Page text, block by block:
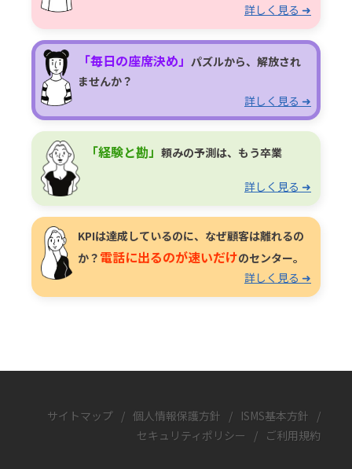
詳しく見る ➜
「毎日の座席決め」 パズルから、解放され
ませんか？
詳しく見る ➜
「経験と勘」 頼みの予測は、もう卒業
詳しく見る ➜
KPIは達成しているのに、なぜ顧客は離れるの
か？ 電話に出るのが速いだけのセンター。
詳しく見る ➜
サイトマップ / 個人情報保護方針 / ISMS基本方針 /
セキュリティポリシー
/ ご利用規約